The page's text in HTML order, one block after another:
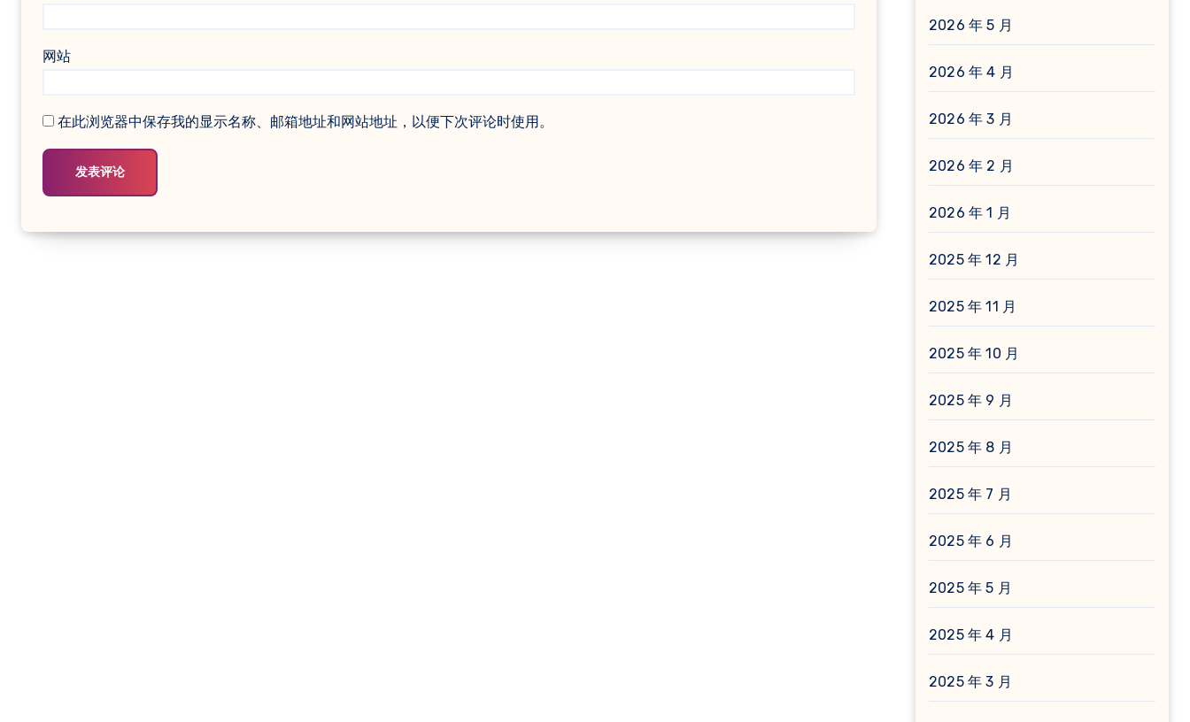
网站
在此浏览器中保存我的显示名称、邮箱地址和网站地址，以便下次评论时使用。
2026 年 5 月
2026 年 4 月
2026 年 3 月
2026 年 2 月
2026 年 1 月
2025 年 12 月
2025 年 11 月
2025 年 10 月
2025 年 9 月
2025 年 8 月
2025 年 7 月
2025 年 6 月
2025 年 5 月
2025 年 4 月
2025 年 3 月